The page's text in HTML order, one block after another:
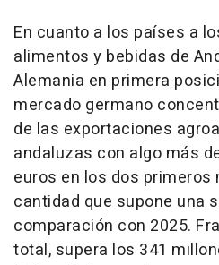
En cuanto a los países a
alimentos y bebidas de
Alemania en primera
mercado germano
de las exportaciones
andaluzas con algo más
euros en los dos primeros
cantidad que supone una
comparación con 2025.
total, supera los 341